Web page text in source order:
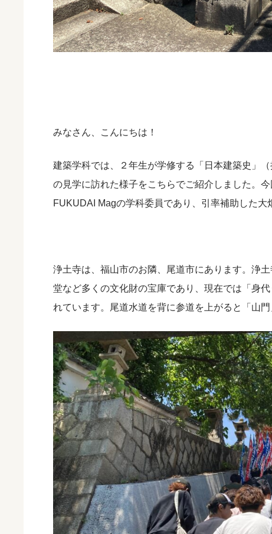
みなさん、こんにちは！
建築学科では、２年生が学修する「日本建築史」
の見学に訪れた様子をこちらでご紹介しました。今
FUKUDAI Magの学科委員であり、引率補助した大
浄土寺は、福山市のお隣、尾道市にあります。浄
堂など多くの文化財の宝庫であり、現在では「身
れています。尾道水道を背に参道を上がると「山